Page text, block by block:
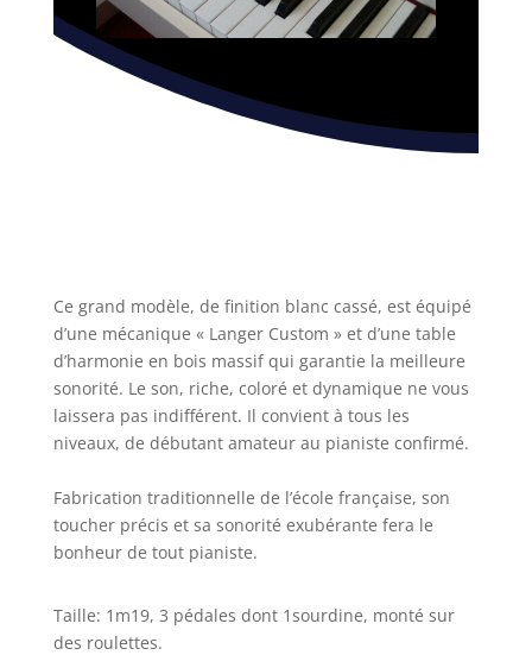
Ce grand modèle, de finition blanc cassé, est équipé
d’une mécanique « Langer Custom » et d’une table
d’harmonie en bois massif qui garantie la meilleure
sonorité. Le son, riche, coloré et dynamique ne vous
laissera pas indifférent. Il convient à tous les
niveaux, de débutant amateur au pianiste confirmé.
Fabrication traditionnelle de l’école française, son
toucher précis et sa sonorité exubérante fera le
bonheur de tout pianiste.
Taille: 1m19, 3 pédales dont 1sourdine, monté sur
des roulettes.